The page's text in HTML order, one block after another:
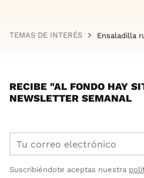
TEMAS DE INTERÉS Ensaladilla
RECIBE "AL FONDO HAY
NEWSLETTER SEMANAL
Suscribiéndote aceptas nuestra